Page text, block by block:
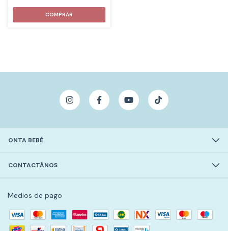
ONTA BEBÉ
CONTACTÁNOS
Medios de pago